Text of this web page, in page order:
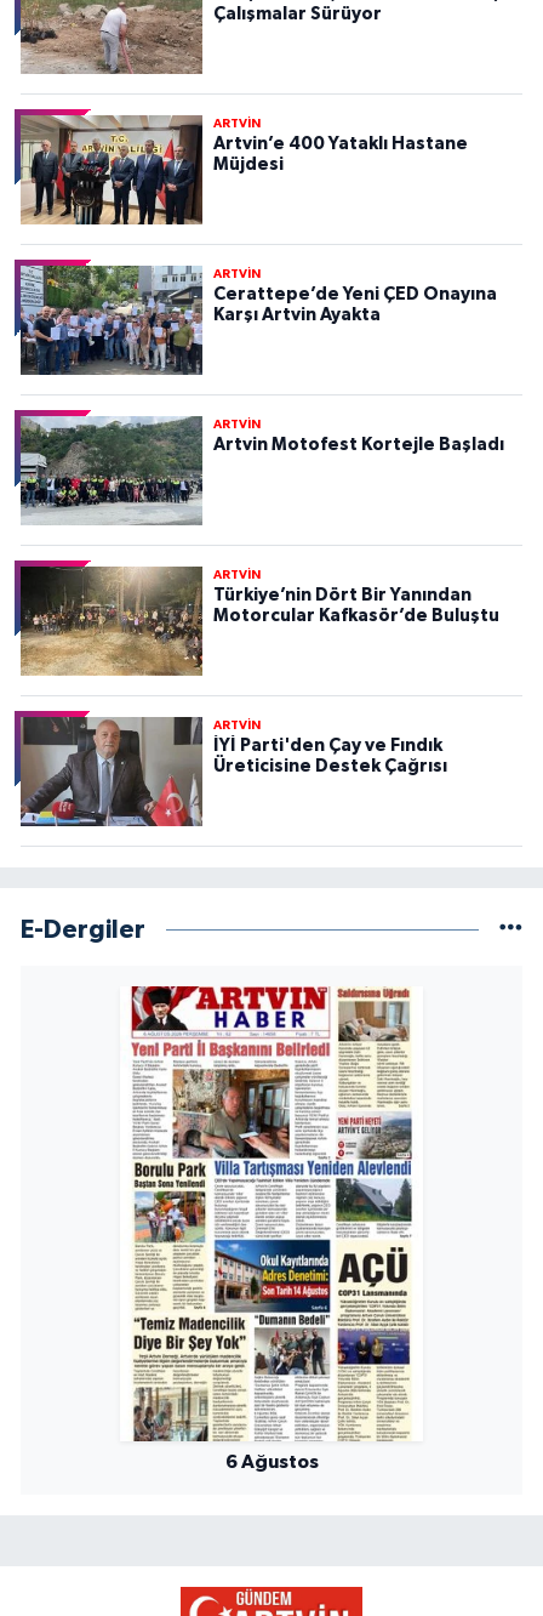
Çalışmalar Sürüyor
ARTVİN
Artvin’e 400 Yataklı Hastane
Müjdesi
ARTVİN
Cerattepe’de Yeni ÇED Onayına
Karşı Artvin Ayakta
ARTVİN
Artvin Motofest Kortejle Başladı
ARTVİN
Türkiye’nin Dört Bir Yanından
Motorcular Kafkasör’de Buluştu
ARTVİN
İYİ Parti'den Çay ve Fındık
Üreticisine Destek Çağrısı
E-Dergiler
6 Ağustos